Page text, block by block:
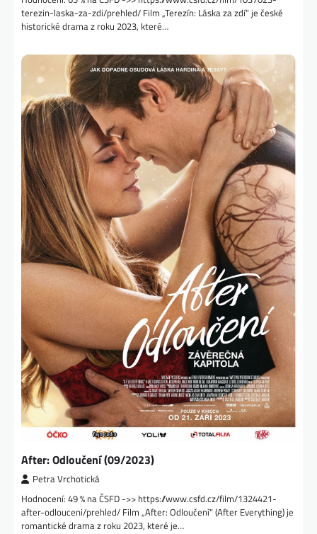
terezin-laska-za-zdi/prehled/ Film „Terezín: Láska za zdí“ je české
historické drama z roku 2023, které…
After: Odloučení (09/2023)
Petra Vrchotická
Hodnocení: 49 % na ČSFD ->> https://www.csfd.cz/film/1324421-
after-odlouceni/prehled/ Film „After: Odloučení“ (After Everything) je
romantické drama z roku 2023, které je…